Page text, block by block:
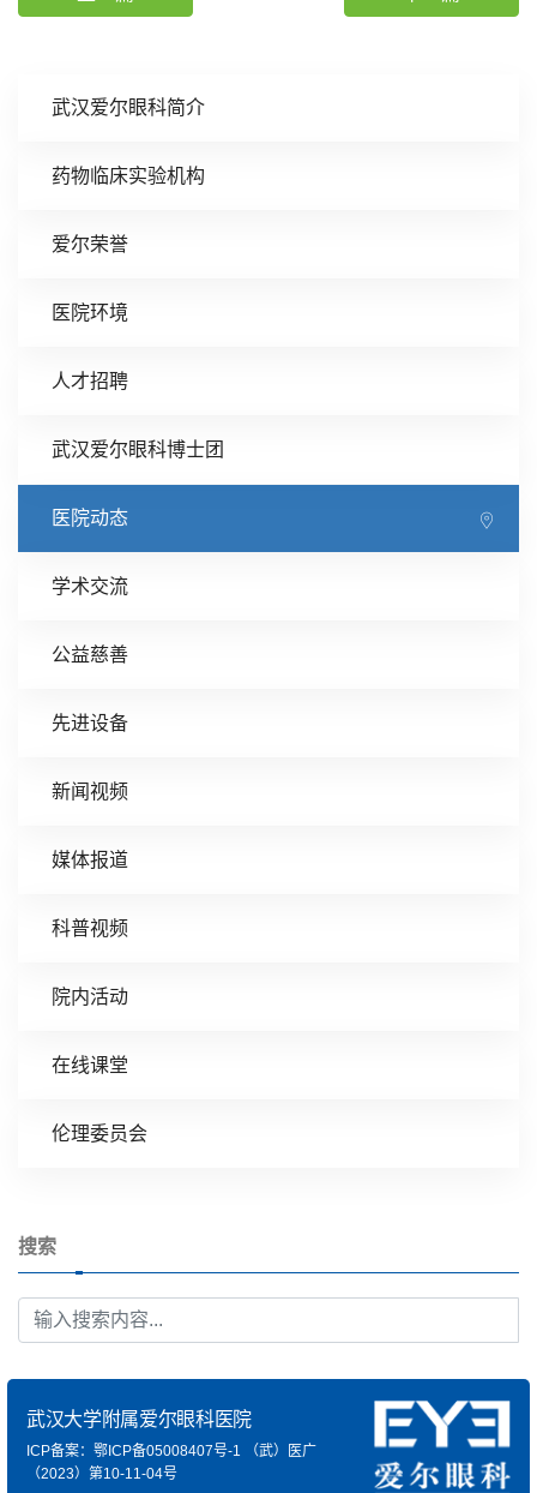
武汉爱尔眼科简介
药物临床实验机构
爱尔荣誉
医院环境
人才招聘
武汉爱尔眼科博士团
医院动态
学术交流
公益慈善
先进设备
新闻视频
媒体报道
科普视频
院内活动
在线课堂
伦理委员会
搜索
武汉大学附属爱尔眼科医院
ICP备案：鄂ICP备05008407号-1 （武）医广
（2023）第10-11-04号